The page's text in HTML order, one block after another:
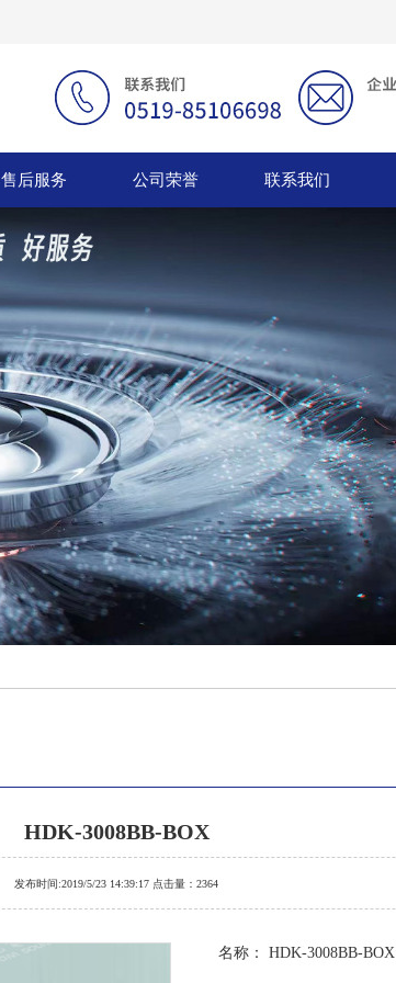
售后服务 公司荣誉 联系我们
HDK-3008BB-BOX
发布时间:2019/5/23 14:39:17 点击量：2364
名称： HDK-3008BB-BOX